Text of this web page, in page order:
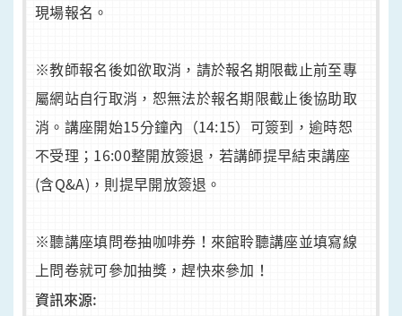
現場報名。
※教師報名後如欲取消，請於報名期限截止前至專
屬網站自行取消，恕無法於報名期限截止後協助取
消。講座開始15分鐘內（14:15）可簽到，逾時恕
不受理；16:00整開放簽退，若講師提早結束講座
(含Q&A)，則提早開放簽退。
※聽講座填問卷抽咖啡券！來館聆聽講座並填寫線
上問卷就可參加抽獎，趕快來參加！
資訊來源: